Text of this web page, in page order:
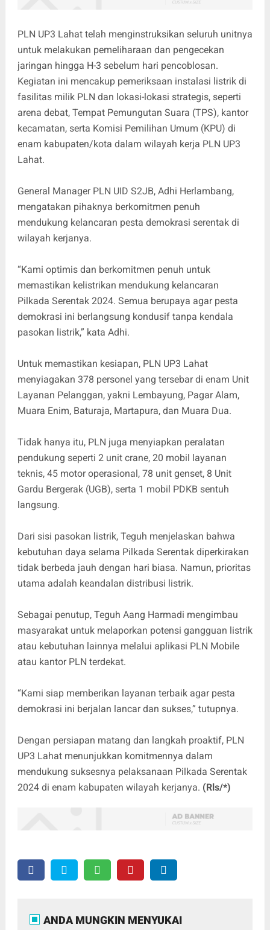
PLN UP3 Lahat telah menginstruksikan seluruh unitnya
untuk melakukan pemeliharaan dan pengecekan
jaringan hingga H-3 sebelum hari pencoblosan.
Kegiatan ini mencakup pemeriksaan instalasi listrik di
fasilitas milik PLN dan lokasi-lokasi strategis, seperti
arena debat, Tempat Pemungutan Suara (TPS), kantor
kecamatan, serta Komisi Pemilihan Umum (KPU) di
enam kabupaten/kota dalam wilayah kerja PLN UP3
Lahat.
General Manager PLN UID S2JB, Adhi Herlambang,
mengatakan pihaknya berkomitmen penuh
mendukung kelancaran pesta demokrasi serentak di
wilayah kerjanya.
“Kami optimis dan berkomitmen penuh untuk
memastikan kelistrikan mendukung kelancaran
Pilkada Serentak 2024. Semua berupaya agar pesta
demokrasi ini berlangsung kondusif tanpa kendala
pasokan listrik,” kata Adhi.
Untuk memastikan kesiapan, PLN UP3 Lahat
menyiagakan 378 personel yang tersebar di enam Unit
Layanan Pelanggan, yakni Lembayung, Pagar Alam,
Muara Enim, Baturaja, Martapura, dan Muara Dua.
Tidak hanya itu, PLN juga menyiapkan peralatan
pendukung seperti 2 unit crane, 20 mobil layanan
teknis, 45 motor operasional, 78 unit genset, 8 Unit
Gardu Bergerak (UGB), serta 1 mobil PDKB sentuh
langsung.
Dari sisi pasokan listrik, Teguh menjelaskan bahwa
kebutuhan daya selama Pilkada Serentak diperkirakan
tidak berbeda jauh dengan hari biasa. Namun, prioritas
utama adalah keandalan distribusi listrik.
Sebagai penutup, Teguh Aang Harmadi mengimbau
masyarakat untuk melaporkan potensi gangguan listrik
atau kebutuhan lainnya melalui aplikasi PLN Mobile
atau kantor PLN terdekat.
“Kami siap memberikan layanan terbaik agar pesta
demokrasi ini berjalan lancar dan sukses,” tutupnya.
Dengan persiapan matang dan langkah proaktif, PLN
UP3 Lahat menunjukkan komitmennya dalam
mendukung suksesnya pelaksanaan Pilkada Serentak
2024 di enam kabupaten wilayah kerjanya. (Rls/*)
ANDA MUNGKIN MENYUKAI